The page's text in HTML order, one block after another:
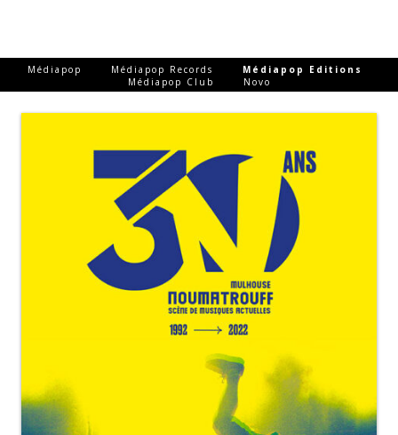
Médiapop Médiapop Records Médiapop Editions
Médiapop Club Novo